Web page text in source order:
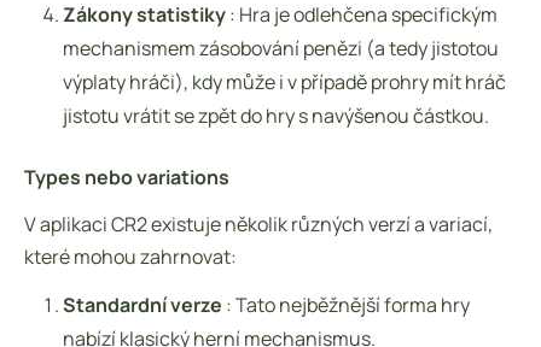
Zákony statistiky: Hra je odlehčena specifickým
mechanismem zásobování penězi (a tedy jistotou
výplaty hráči), kdy může i v případě prohry mít hráč
jistotu vrátit se zpět do hry s navýšenou částkou.
Types nebo variations
V aplikaci CR2 existuje několik různých verzí a variací,
které mohou zahrnovat:
Standardní verze : Tato nejběžnější forma hry
nabízí klasický herní mechanismus.